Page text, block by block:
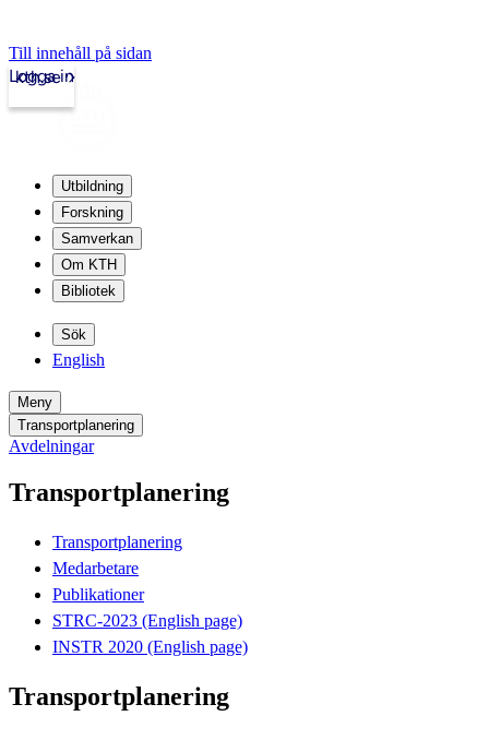
Till innehåll på sidan
kth.se
Logga in
Utbildning
Forskning
Samverkan
Om KTH
Bibliotek
Sök
English
Meny
Transportplanering
Avdelningar
Transportplanering
Transportplanering
Medarbetare
Publikationer
STRC-2023 (English page)
INSTR 2020 (English page)
Transportplanering